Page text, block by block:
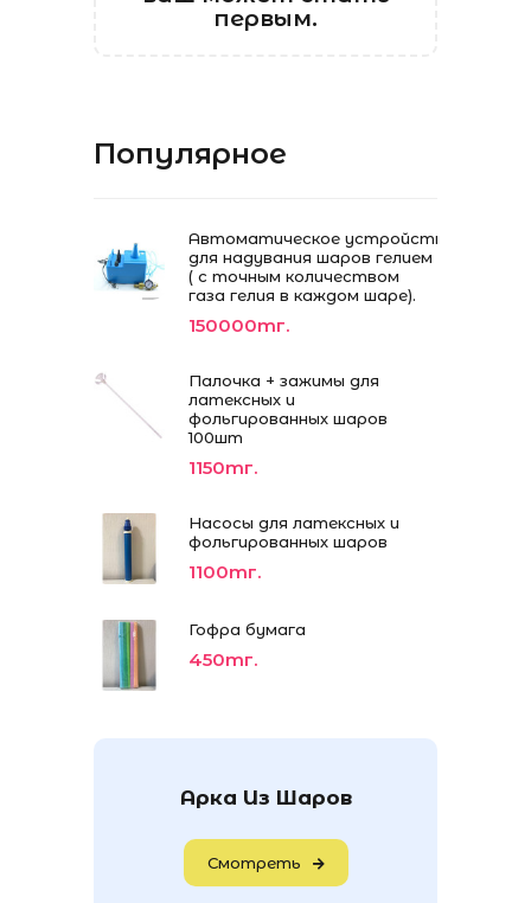
первым.
Популярное
Автоматическое устройство
для надувания шаров гелием
( с точным количеством
газа гелия в каждом шаре).
150000тг.
Палочка + зажимы для
латексных и
фольгированных шаров
100шт
1150тг.
Насосы для латексных и
фольгированных шаров
1100тг.
Гофра бумага
450тг.
Арка Из Шаров
Смотреть